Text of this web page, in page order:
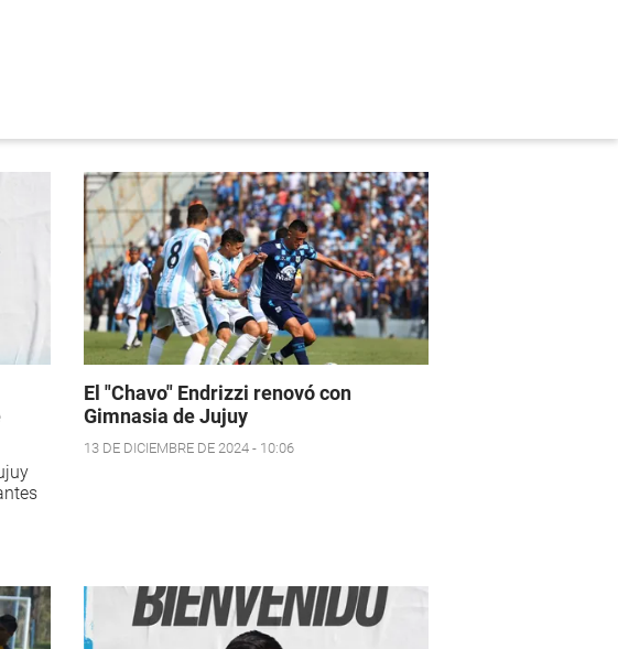
El "Chavo" Endrizzi renovó con
Gimnasia de Jujuy
13 DE DICIEMBRE DE 2024 - 10:06